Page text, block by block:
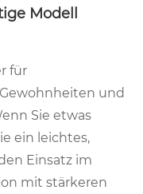
Modell
für
und
Sie etwas
ein leichtes,
Einsatz im
mit stärkeren